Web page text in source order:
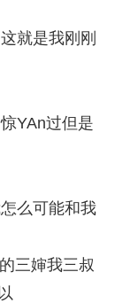
就是我刚刚
YAn过但是
么可能和我
三婶我三叔